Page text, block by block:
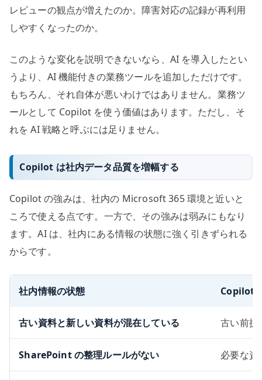
レビューの観点が増えたのか。障害対応の記録が再利用
しやすくなったのか。
このような変化を説明できないなら、AI を導入したとい
うより、AI 機能付きの業務ツールを追加しただけです。
もちろん、それ自体が悪いわけではありません。業務ツ
ールとして Copilot を使う価値はあります。ただし、そ
れを AI 戦略と呼ぶには足りません。
Copilot は社内データ品質を増幅する
Copilot の強みは、社内の Microsoft 365 環境と近いと
ころで使える点です。一方で、その強みは弱みにもなり
ます。AI は、社内にある情報の状態に強く引きずられる
からです。
社内情報の状態 Copilot
古い資料と新しい資料が混在している 古い前提
SharePoint の整理ルールがない 必要な資